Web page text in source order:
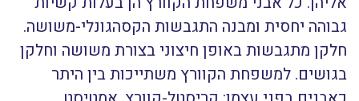
גבוהה יחסית ומבנה התגבשות הקסהגונלי-משושה.
חלקן מתגבשות באופן חיצוני בצורת משושה וחלקן
בגושים. למשפחת הקוורץ משתייכות בין היתר